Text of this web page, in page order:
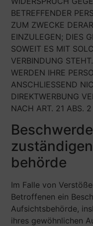
BETREFFENDER
ZUM ZWECKE
EINZULEGEN; DIES
SOWEIT ES MIT
VERBINDUNG
WERDEN IHRE
ANSCHLIESSEND
DIREKTWERBUNG
NACH ART. 21 ABS.
behörde
Im Falle von
Betroffenen ein
Aufsichtsbehörde,
ihres gewöhnlichen